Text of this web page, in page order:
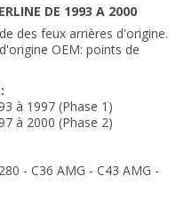
DE 1993 A 2000
des feux arrières d'origine.
d'origine OEM: points de
à 1997 (Phase 1)
à 2000 (Phase 2)
- C36 AMG - C43 AMG -